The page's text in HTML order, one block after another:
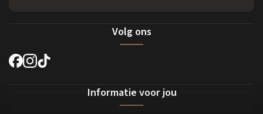
Volg ons
Informatie voor jou